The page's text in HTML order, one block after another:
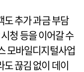
도 추가 과금 부담
청 등을 이어갈 수
모바일디지털사업
끊김 없이 데이